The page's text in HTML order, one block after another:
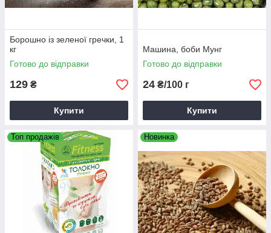
Борошно із зеленої гречки, 1
кг
Готово до відправки
129 ₴
Купити
Машина, боби Мунг
Готово до відправки
24 ₴/100 г
Купити
Топ продажів Новинка